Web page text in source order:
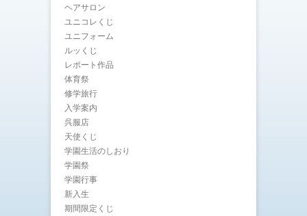
ヘアサロン
ユニコレくじ
ユニフォーム
ルッくじ
レポート作品
体育祭
修学旅行
入学案内
呉服店
天使くじ
学園生活のしおり
学園祭
学園行事
新入生
期間限定くじ